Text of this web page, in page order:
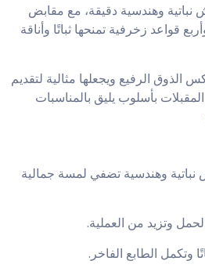
وهندسية دقيقة، مع مقابض
قواعد زخرفية تمنحها ثباتًا وأناقة
الرفيع ويجعلها مثالية لتقديم
بأسلوب يليق بالمناسبات
نباتية وهندسية تضفي لمسة جمالية
وتزيد من العملية.
وتكمل الطابع الفاخر.